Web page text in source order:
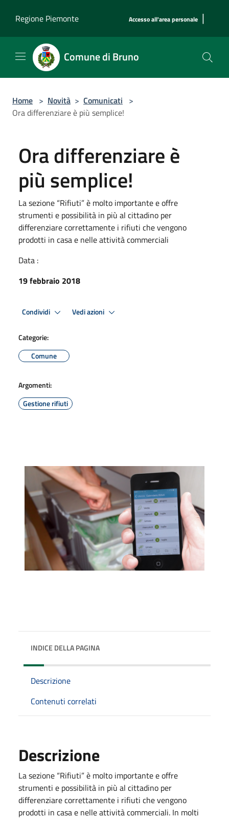
Regione Piemonte
Accesso all'area personale |
Comune di Bruno
Home > Novità > Comunicati >
Ora differenziare è più semplice!
Ora differenziare è
più semplice!
La sezione “Rifiuti” è molto importante e offre
strumenti e possibilità in più al cittadino per
differenziare correttamente i rifiuti che vengono
prodotti in casa e nelle attività commerciali
Data :
19 febbraio 2018
Condividi Vedi azioni
Categorie:
Comune
Argomenti:
Gestione rifiuti
INDICE DELLA PAGINA
Descrizione
Contenuti correlati
Descrizione
La sezione “Rifiuti” è molto importante e offre
strumenti e possibilità in più al cittadino per
differenziare correttamente i rifiuti che vengono
prodotti in casa e nelle attività commerciali. In molti